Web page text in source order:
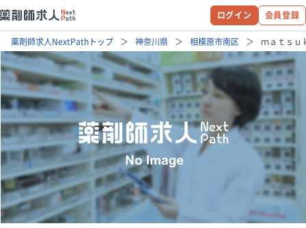
ログイン 会員登録
薬剤師求人NextPathトップ 神奈川県 相模原市南区 ｍａｔｓｕ